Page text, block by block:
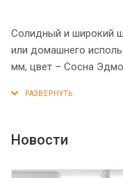
Солидный и широкий
или домашнего
мм, цвет – Сосна
шкафа облицованы
стильный 3D эффект.
Новости